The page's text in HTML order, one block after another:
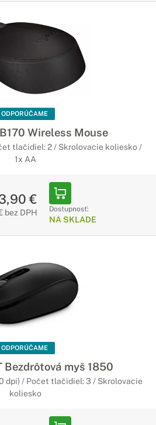
ODPORÚČAME
Wireless Mouse
tlačidiel: 2 / Skrolovacie koliesko /
1x AA
€
bez DPH Dostupnosť:
NA SKLADE
ODPORÚČAME
Bezdrôtová myš 1850
dpi) / Počet tlačidiel: 3 / Skrolovacie
koliesko